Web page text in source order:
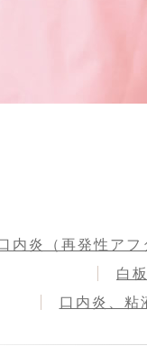
内炎（再発性アフ
白
口内炎、粘